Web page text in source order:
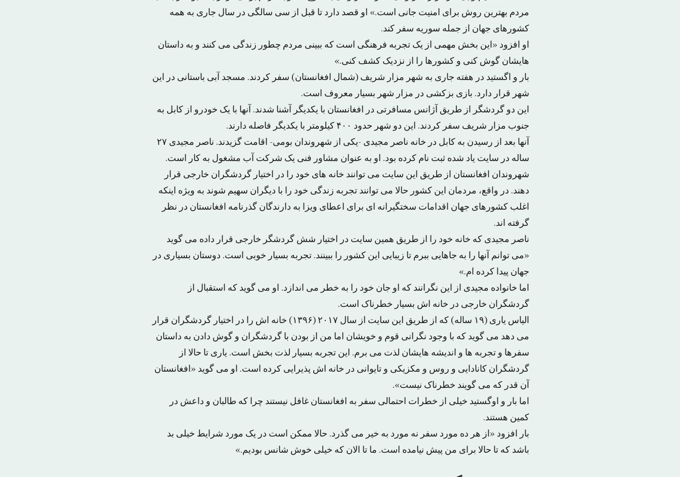
مردم بهترین روش برای امنیت جانی است.» او قصد دارد تا قبل از سی سالگی در سال جاری به همه
کشورهای جهان از جمله سوریه سفر کند.
او افزود «این بخش مهمی از یک تجربه فرهنگی است که ببینی مردم چطور زندگی می کنند و به داستان
هایشان گوش کنی و کشورها را از نزدیک کشف کنی.»
بار و اگستید در هفته جاری به شهر مزار شریف (شمال افغانستان) سفر کردند. مسجد آبی باستانی در این
شهر قرار دارد. بازی بزکشی در مزار شهر بسیار معروف است.
این دو گردشگر از طریق آژانس مسافرتی در افغانستان با یکدیگر آشنا شدند. آنها با یک خودرو از کابل به
جنوب مزار شریف سفر کردند. این دو شهر حدود ۴۰۰ کیلومتر با یکدیگر فاصله دارند.
آنها بعد از رسیدن به کابل در خانه ناصر مجیدی -یکی از شهروندان بومی- اقامت گزیدند. ناصر مجیدی ۲۷
ساله در سایت یاد شده ثبت نام کرده بود. او به عنوان مشاور فنی یک شرکت آب مشغول به کار است.
شهروندان افغانستان از طریق این سایت می توانند خانه های خود را در اختیار گردشگران خارجی قرار
دهند. در واقع، مردمان این کشور حالا می توانند تجربه زندگی خود را با دیگران سهیم شوند به ویژه اینکه
اغلب کشورهای جهان اقدامات سختگیرانه ای برای اعطای ویزا به دارندگان گذرنامه افغانستان در نظر
گرفته اند.
ناصر مجیدی که خانه خود را از طریق همین سایت در اختیار شش گردشگر خارجی قرار داده می گوید
«می توانم آنها را به جاهایی ببرم تا زیبایی این کشور را ببینند. تجربه بسیار خوبی است. دوستان بسیاری در
جهان پیدا کرده ام.»
اما خانواده مجیدی از این نگرانند که او جان خود را به خطر می اندازد. او می گوید که استقبال از
گردشگران خارجی در خانه اش بسیار خطرناک است.
الیاس یاری (۱۹ ساله) که از طریق این سایت از سال ۲۰۱۷ (۱۳۹۶) خانه اش را در اختیار گردشگران قرار
می دهد می گوید که با وجود نگرانی قوم و خویشان اما من از بودن با گردشگران و گوش دادن به داستان
سفرها و تجربه ها و اندیشه هایشان لذت می برم. این تجربه بسیار لذت بخش است. یاری تا حالا از
گردشگران کانادایی و روس و مکزیکی و تایوانی در خانه اش پذیرایی کرده است. او می گوید «افغانستان
آن قدر که می گویند خطرناک نیست».
اما بار و اوگستید خیلی از خطرات احتمالی سفر به افغانستان غافل نیستند چرا که طالبان و داعش در
کمین هستند.
بار افزود‌ «از هر ده مورد سفر نه مورد به خیر می گذرد. حالا ممکن است در یک مورد شرایط خیلی بد
باشد که تا حالا برای من پیش نیامده است. ما تا الان که خیلی خوش شانس بودیم.»